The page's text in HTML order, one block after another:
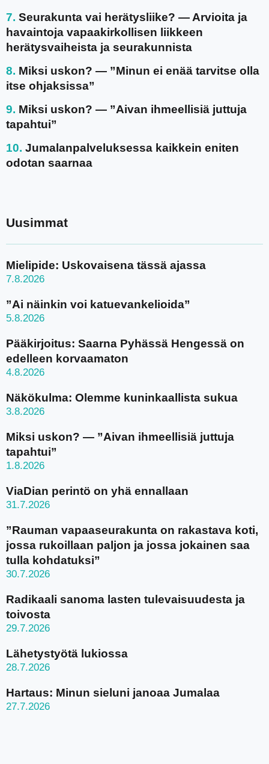
Seurakunta vai herätysliike? — Arvioita ja
havaintoja vapaakirkollisen liikkeen
herätysvaiheista ja seurakunnista
Miksi uskon? — ”Minun ei enää tarvitse olla
itse ohjaksissa”
Miksi uskon? — ”Aivan ihmeellisiä juttuja
tapahtui”
Jumalanpalveluksessa kaikkein eniten
odotan saarnaa
Uusimmat
Mielipide: Uskovaisena tässä ajassa
7.8.2026
”Ai näinkin voi katuevankelioida”
5.8.2026
Pääkirjoitus: Saarna Pyhässä Hengessä on
edelleen korvaamaton
4.8.2026
Näkökulma: Olemme kuninkaallista sukua
3.8.2026
Miksi uskon? — ”Aivan ihmeellisiä juttuja
tapahtui”
1.8.2026
ViaDian perintö on yhä ennallaan
31.7.2026
”Rauman vapaaseurakunta on rakastava koti,
jossa rukoillaan paljon ja jossa jokainen saa
tulla kohdatuksi”
30.7.2026
Radikaali sanoma lasten tulevaisuudesta ja
toivosta
29.7.2026
Lähetystyötä lukiossa
28.7.2026
Hartaus: Minun sieluni janoaa Jumalaa
27.7.2026